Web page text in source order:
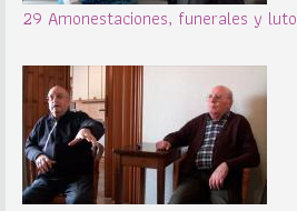
29 Amonestaciones, funerales y luto